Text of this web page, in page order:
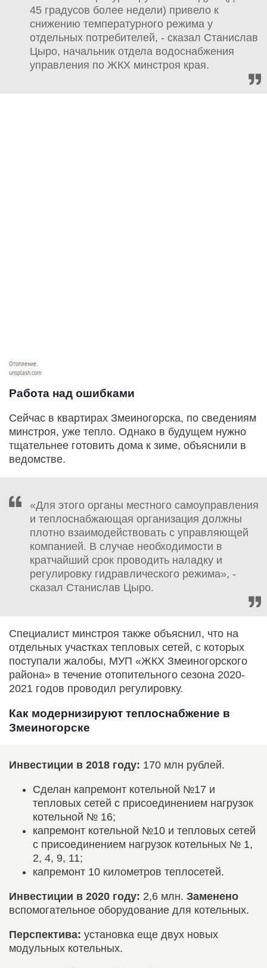
45 градусов более недели) привело к
снижению температурного режима у
отдельных потребителей, - сказал Станислав
Цыро, начальник отдела водоснабжения
управления по ЖКХ минстроя края.
Отопление.
unsplash.com
Работа над ошибками
Сейчас в квартирах Змеиногорска, по сведениям
минстроя, уже тепло. Однако в будущем нужно
тщательнее готовить дома к зиме, объяснили в
ведомстве.
«Для этого органы местного самоуправления
и теплоснабжающая организация должны
плотно взаимодействовать с управляющей
компанией. В случае необходимости в
кратчайший срок проводить наладку и
регулировку гидравлического режима», -
сказал Станислав Цыро.
Специалист минстроя также объяснил, что на
отдельных участках тепловых сетей, с которых
поступали жалобы, МУП «ЖКХ Змеиногорского
района» в течение отопительного сезона 2020-
2021 годов проводил регулировку.
Как модернизируют теплоснабжение в
Змеиногорске
Инвестиции в 2018 году: 170 млн рублей.
Сделан капремонт котельной №17 и
тепловых сетей с присоединением нагрузок
котельной № 16;
капремонт котельной №10 и тепловых сетей
с присоединением нагрузок котельных № 1,
2, 4, 9, 11;
капремонт 10 километров теплосетей.
Инвестиции в 2020 году: 2,6 млн. Заменено
вспомогательное оборудование для котельных.
Перспектива: установка еще двух новых
модульных котельных.